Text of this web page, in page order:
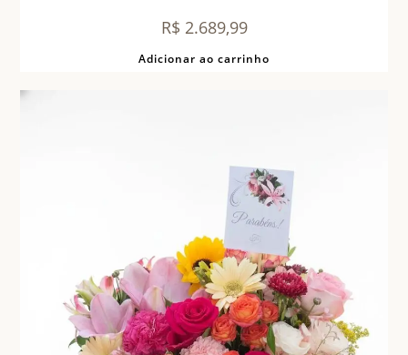
R$ 2.689,99
Adicionar ao carrinho